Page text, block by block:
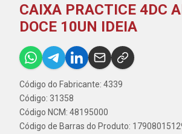
CAIXA PRACTICE 4DC
DOCE 10UN IDEIA
Código do Fabricante: 4339
Código: 31358
Código NCM: 48195000
Código de Barras do Produto: